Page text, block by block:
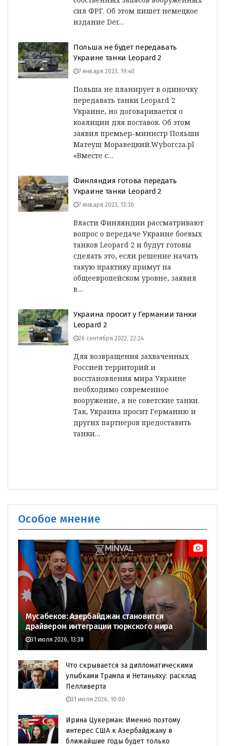
сил ФРГ. Об этом пишет немецкое
издание Der…
Польша не будет передавать
Украине танки Leopard 2
7 января 2023, 19:40
Польша не планирует в одиночку
передавать танки Leopard 2
Украине, но договаривается о
коалиции для поставок. Об этом
заявил премьер-министр Польши
Матеуш Моравецкий.Wyborcza.pl
«Вместе с…
Финляндия готова передать
Украине танки Leopard 2
7 января 2023, 13:30
Власти Финляндии рассматривают
вопрос о передаче Украине боевых
танков Leopard 2 и будут готовы
сделать это, если решение начать
такую практику примут на
общеевропейском уровне, заявил
в…
Украина просит у Германии танки
Leopard 2
26 сентября 2022, 22:24
Для возвращения захваченных
Россией территорий и
восстановления мира Украине
необходимо современное
вооружение, а не советские танки.
Так, Украина просит Германию и
других партнеров предоставить
танки…
Особое мнение
Мусабеков: Азербайджан становится
драйвером интеграции тюркского мира
31 июля 2026, 13:38
Что скрывается за дипломатическими
улыбками Трампа и Нетаньяху: расклад
Пелливерта
31 июля 2026, 10:00
Ирина Цукерман: Именно поэтому
интерес США к Азербайджану в
ближайшие годы будет только